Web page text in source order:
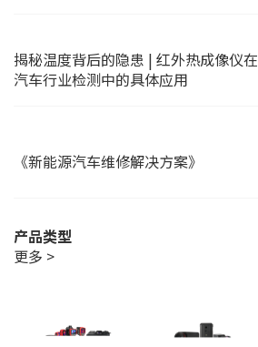
揭秘温度背后的隐患 | 红外热成像仪在
汽车行业检测中的具体应用
《新能源汽车维修解决方案》
产品类型
更多 >